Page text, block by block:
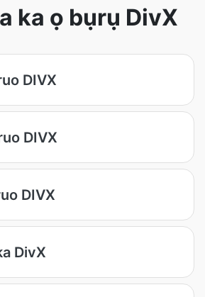
ka ọ bụrụ DivX
DIVX
DIVX
DIVX
DivX